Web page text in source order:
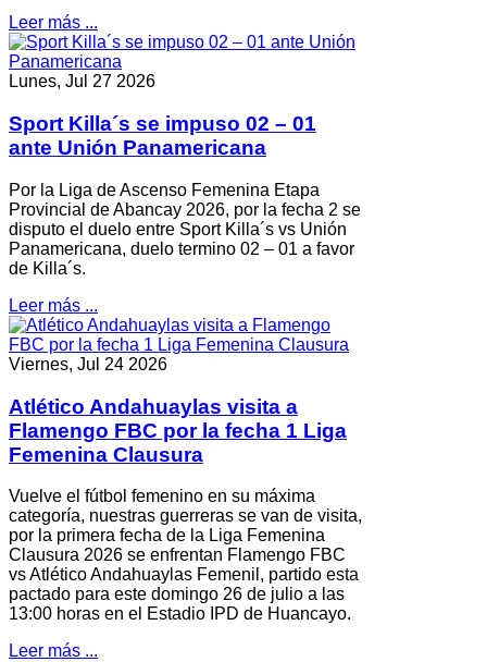
Leer más ...
Lunes, Jul 27 2026
Sport Killa´s se impuso 02 – 01
ante Unión Panamericana
Por la Liga de Ascenso Femenina Etapa
Provincial de Abancay 2026, por la fecha 2 se
disputo el duelo entre Sport Killa´s vs Unión
Panamericana, duelo termino 02 – 01 a favor
de Killa´s.
Leer más ...
Viernes, Jul 24 2026
Atlético Andahuaylas visita a
Flamengo FBC por la fecha 1 Liga
Femenina Clausura
Vuelve el fútbol femenino en su máxima
categoría, nuestras guerreras se van de visita,
por la primera fecha de la Liga Femenina
Clausura 2026 se enfrentan Flamengo FBC
vs Atlético Andahuaylas Femenil, partido esta
pactado para este domingo 26 de julio a las
13:00 horas en el Estadio IPD de Huancayo.
Leer más ...